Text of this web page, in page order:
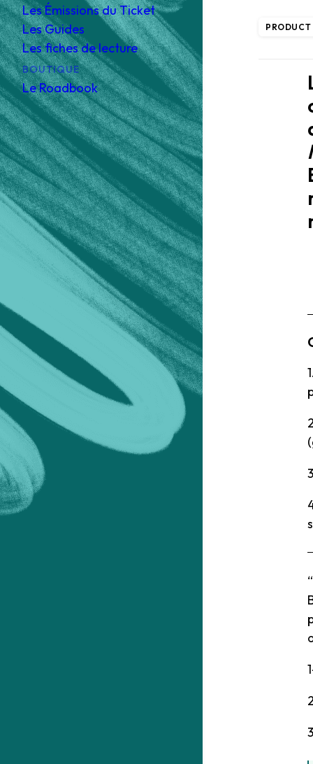
Les Émissions du Ticket
Les Guides
Les fiches de lecture
BOUTIQUE
Le Roadbook